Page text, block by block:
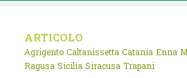
ARTICOLO
Agrigento Caltanissetta Catania Enna
Ragusa Sicilia Siracusa Trapani